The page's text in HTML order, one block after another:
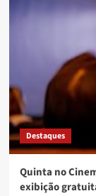
Destaques
Quinta no
exibição